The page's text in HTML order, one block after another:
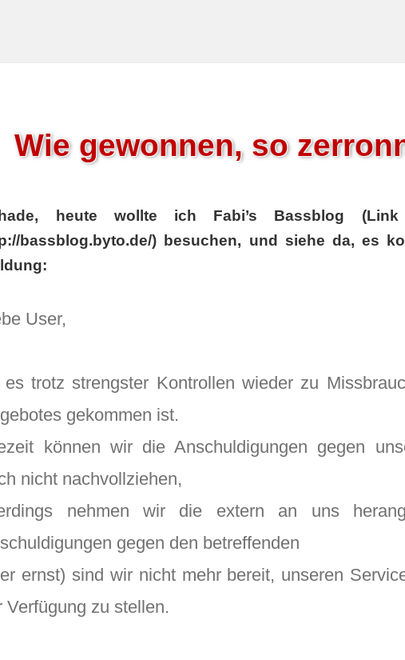
Wie gewonnen, so
heute wollte ich Fabi’s Bassblog (Link
bassblog.byto.de/) besuchen, und siehe da, es
User,
es trotz strengster Kontrollen wieder zu
gekommen ist.
können wir die Anschuldigungen gegen
nicht nachvollziehen,
nehmen wir die extern an uns
gegen den betreffenden
ernst) sind wir nicht mehr bereit, unseren
Verfügung zu stellen.